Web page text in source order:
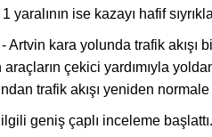
yaralının ise kazayı hafif
Artvin kara yolunda trafik akışı
çekici yardımıyla
trafik akışı yeniden
geniş çaplı inceleme başlattı.